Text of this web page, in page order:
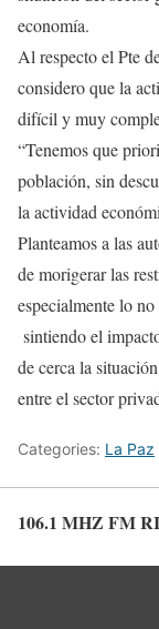
economía.
Al respecto el Pte
considero que la
difícil y muy
“Tenemos que
población, sin
la actividad
Planteamos a las
de morigerar las
especialmente lo
sintiendo el
de cerca la
entre el sector
Categories: La Paz
106.1 MHZ FM